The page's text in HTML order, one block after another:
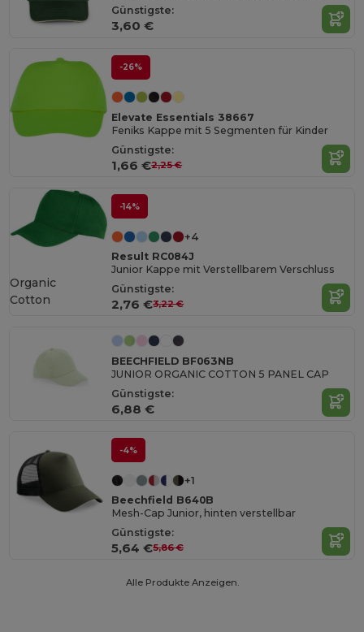
Günstigste:
3,60 €
-26%
Elevate Essentials 38667
Feniks Kappe mit 5 Segmenten für Kinder
Günstigste:
1,66 €2,25 €
-14%
+4
Result RC084J
Junior Kappe mit Verstellbarem Verschluss
Günstigste:
2,76 €3,22 €
Organic
Cotton
BEECHFIELD BF063NB
JUNIOR ORGANIC COTTON 5 PANEL CAP
Günstigste:
6,88 €
-4%
+1
Beechfield B640B
Mesh-Cap Junior, hinten verstellbar
Günstigste:
5,64 €5,86 €
Alle Produkte Anzeigen.